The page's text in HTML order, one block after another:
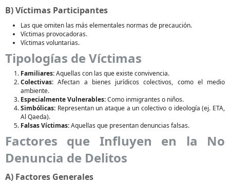
B) Víctimas Participantes
Las que omiten las más elementales normas de precaución.
Víctimas provocadoras.
Víctimas voluntarias.
Tipologías de Víctimas
Familiares:Aquellas con las que existe convivencia.
Colectivas: Afectan a bienes jurídicos colectivos, como el medio
ambiente.
Especialmente Vulnerables:Como inmigrantes o niños.
Simbólicas: Representan un ataque a un colectivo o ideología (ej. ETA,
Al Qaeda).
Falsas Víctimas:Aquellas que presentan denuncias falsas.
Factores que Influyen en la No
Denuncia de Delitos
A) Factores Generales